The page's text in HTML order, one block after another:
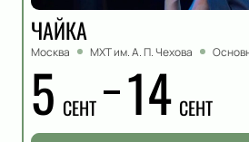
ЧАЙКА
Москва МХТ им. А. П. Чехова
5 СЕНТ 14 СЕНТ